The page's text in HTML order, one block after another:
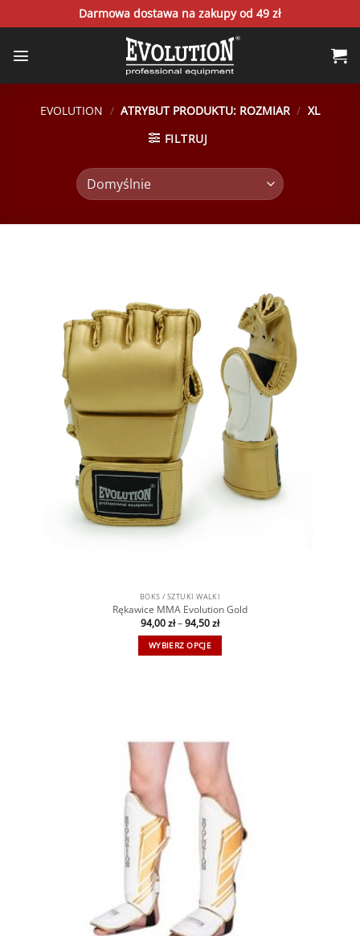
to
Darmowa dostawa na zakupy od 49 zł
EVOLUTION / ATRYBUT PRODUKTU: ROZMIAR / XL
FILTRUJ
BOKS / SZTUKI WALKI
Rękawice MMA Evolution Gold
94,00zł–94,50zł
WYBIERZ OPCJE